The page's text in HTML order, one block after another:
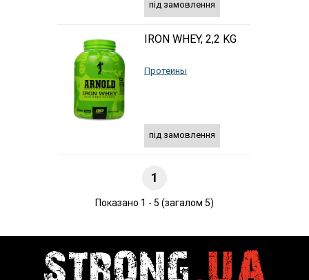
під замовлення
IRON WHEY, 2,2 KG
Протеины
під замовлення
1
Показано 1 - 5 (загалом 5)